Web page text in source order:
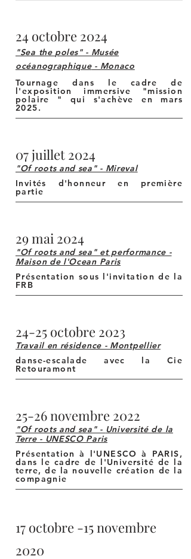
24 octobre 2024
"Sea the poles" - Musée
océanographique- Monaco
Tournage dans le cadre de
l'exposition immersive "mission
polaire " qui s'achève en mars
2025.
07 juillet 2024
"Of roots and sea" - Mireval
Invités d'honneur en première
partie
29 mai 2024
"Of roots and sea" et performance -
Maison de l'OceanParis
Présentation sous l'invitation de la
FRB
24-25 octobre 2023
Travail en résidence - Montpellier
danse-escalade avec la Cie
Retouramont
25-26 novembre 2022
"Of roots and sea" - Université de la
Terre - UNESCO Paris
Présentation à l'UNESCO à PARIS,
dans le cadre de l'Université de la
terre, de la nouvelle création de la
compagnie
17 octobre -15 novembre
2020